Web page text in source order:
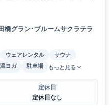
橋グラン･ブルームサクラテラ
ウェアレンタル
サウナ
ヨガ 駐車場 もっと見る
定休日
定休日なし